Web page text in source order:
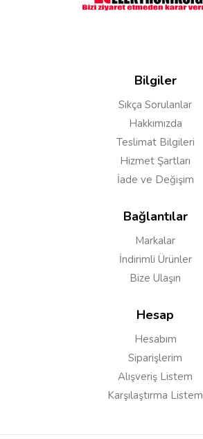
Bilgiler
Sıkça Sorulanlar
Hakkımızda
Teslimat Bilgileri
Hizmet Şartları
İade ve Değişim
Bağlantılar
Markalar
İndirimli Ürünler
Bize Ulaşın
Hesap
Hesabım
Siparişlerim
Alışveriş Listem
Karşılaştırma Listem